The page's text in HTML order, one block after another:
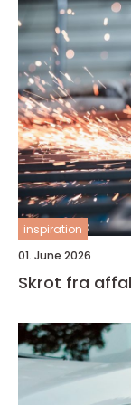
inspiration
01. June 2026
Skrot